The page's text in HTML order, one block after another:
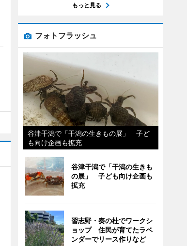
もっと見る
フォトフラッシュ
谷津干潟で「干潟の生きもの展」 子ど
も向け企画も拡充
谷津干潟で「干潟の生きも
の展」 子ども向け企画も
拡充
習志野・奏の杜でワークシ
ョップ 住民が育てたラベ
ンダーでリース作りなど